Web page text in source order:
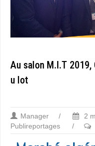
Au salon M.I.T
u lot
Manager / 2
Publireportages
/